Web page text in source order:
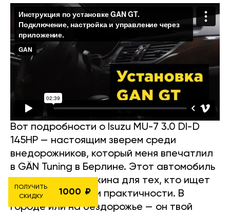
Вот подробности о Isuzu MU-7 3.0 DI-D
145HP — настоящим зверем среди
внедорожников, который меня впечатлил
в GÄN Tuning в Берлине. Этот автомобиль
— скрытая жемчужина для тех, кто ищет
сочетание мощи и практичности. В
городе или на бездорожье — он твой
ПОЛУЧИТЬ
СКИДКУ
1000